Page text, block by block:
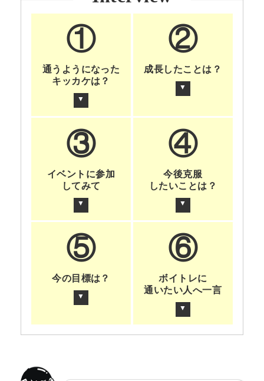
①
通うようになった
キッカケは？
▼
②
成長したことは？
▼
③
イベントに参加
してみて
▼
④
今後克服
したいことは？
▼
⑤
今の目標は？
▼
⑥
ボイトレに
通いたい人へ一言
▼